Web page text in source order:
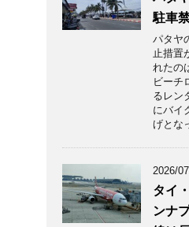
駐車
パタヤ
止措置
れたの
ビーチ
るレン
にバイ
げとな
2026/
タイ
ンナ